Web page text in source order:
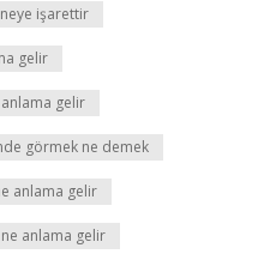
işarettir
gelir
gelir
görmek ne demek
anlama gelir
anlama gelir